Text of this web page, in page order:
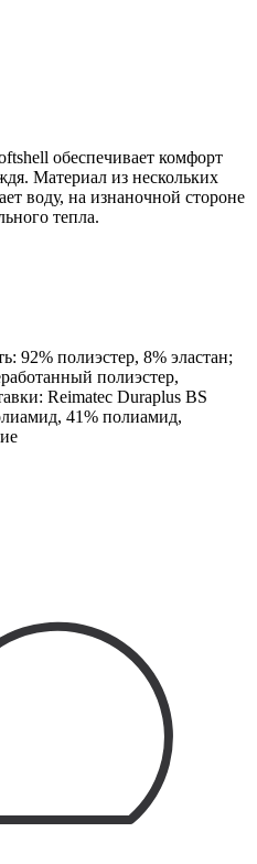
обеспечивает комфорт
Материал из нескольких
воду, на изнаночной стороне
тепла.
92% полиэстер, 8% эластан;
полиэстер,
Reimatec Duraplus BS
41% полиамид,